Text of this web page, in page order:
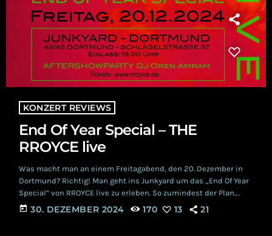
KONZERT REVIEWS
End Of Year Special – THE
RROYCE live
Was macht man an einem Freitagabend, den 20. Dezember in
Dortmund? Richtig! Man geht ins Junkyard um das „End Of Year
Special“ von RROYCE live zu erleben. So zumindest der Plan.
Jedoch zierte tatsächlich ein Bild der Original-Band das Ticket
mit der Überschrift THE RROYCE. Würde also stattdessen eine
today 30. DEZEMBER 2024 170 13 21